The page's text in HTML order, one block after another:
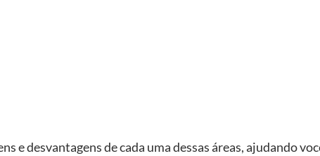
e desvantagens de cada uma dessas áreas, ajudando